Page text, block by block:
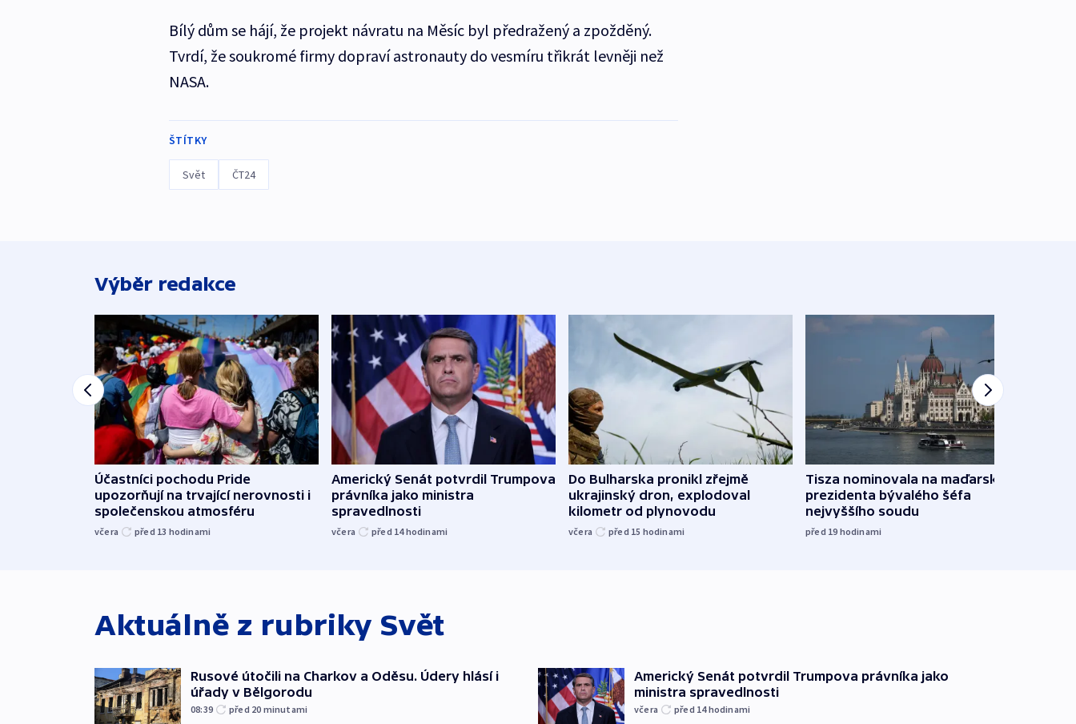
Bílý dům se hájí, že projekt návratu na Měsíc byl předražený a zpožděný.
Tvrdí, že soukromé firmy dopraví astronauty do vesmíru třikrát levněji než
NASA.
ŠTÍTKY
Svět ČT24
Výběr redakce
Účastníci pochodu Pride
upozorňují na trvající nerovnosti i
společenskou atmosféru
včera před 13 hodinami
Americký Senát potvrdil Trumpova
právníka jako ministra
spravedlnosti
včera před 14hodinami
Do Bulharska pronikl zřejmě
ukrajinský dron, explodoval
kilometr od plynovodu
včera před 15 hodinami
Tisza nominovala na maďarského
prezidenta bývalého šéfa
nejvyššího soudu
před 19 hodinami
Aktuálně z rubriky Svět
Rusové útočili na Charkov a Oděsu. Údery hlásí i
úřady v Bělgorodu
08:39 před 20 minutami
Americký Senát potvrdil Trumpova právníka jako
ministra spravedlnosti
včera před 14hodinami